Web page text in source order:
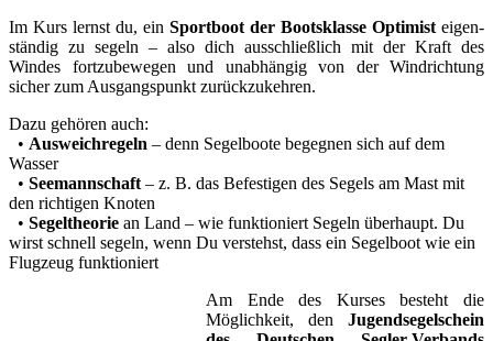
Im Kurs lernst du, ein Sport­boot der Boots­klasse Optimist eigen­
ständig zu segeln – also dich aus­schließ­lich mit der Kraft des
Windes fort­zu­bewegen und un­abhängig von der Wind­richtung
sicher zum Ausgangs­punkt zurück­zukehren.
Dazu gehören auch:
• Aus­weich­regeln – denn Segel­boote begegnen sich auf dem
Wasser
• See­mann­schaft – z. B. das Befestigen des Segels am Mast mit
den richtigen Knoten
• Segeltheorie an Land – wie funk­tioniert Segeln überhaupt. Du
wirst schnell segeln, wenn Du verstehst, dass ein Segelboot wie ein
Flugzeug funk­tioniert
Am Ende des Kurses besteht die
Möglich­keit, den Jugend­segel­schein